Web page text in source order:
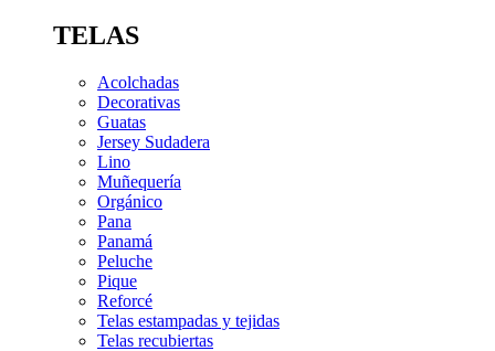
TELAS
Acolchadas
Decorativas
Guatas
Jersey Sudadera
Lino
Muñequería
Orgánico
Pana
Panamá
Peluche
Pique
Reforcé
Telas estampadas y tejidas
Telas recubiertas